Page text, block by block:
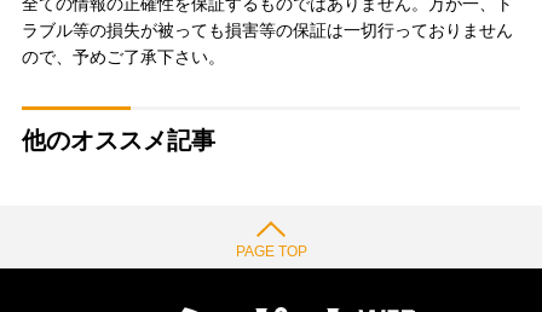
ラブル等の損失が被っても損害等の保証は一切行っておりません
ので、予めご了承下さい。
他のオススメ記事
PAGE TOP